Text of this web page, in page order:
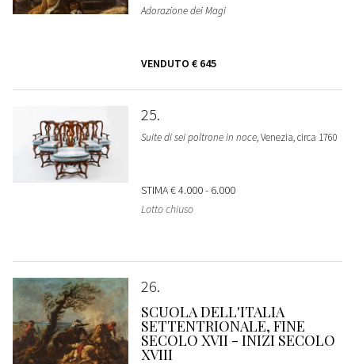
Adorazione dei Magi
VENDUTO € 645
25
Suite di sei poltrone in noce, Venezia, circa 1760
STIMA€ 4.000 - 6.000
Lotto chiuso
26
SCUOLA DELL'ITALIA
SETTENTRIONALE, FINE
SECOLO XVII - INIZI SECOLO
XVIII